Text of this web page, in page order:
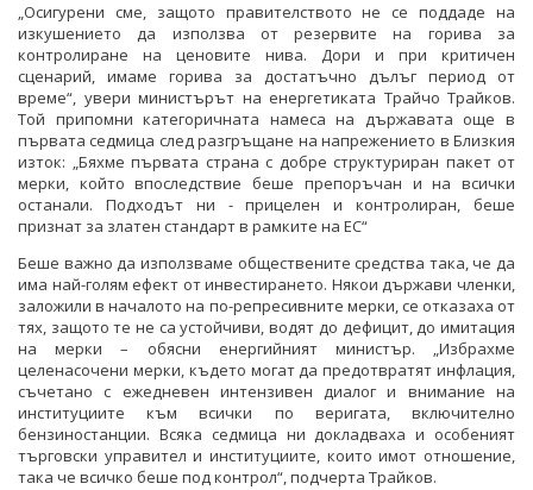
„Осигурени сме, защото правителството не се поддаде на
изкушението да използва от резервите на горива за
контролиране на ценовите нива. Дори и при критичен
сценарий, имаме горива за достатъчно дълъг период от
време“, увери министърът на енергетиката Трайчо Трайков.
Той припомни категоричната намеса на държавата още в
първата седмица след разгръщане на напрежението в Близкия
изток: „Бяхме първата страна с добре структуриран пакет от
мерки, който впоследствие беше препоръчан и на всички
останали. Подходът ни - прицелен и контролиран, беше
признат за златен стандарт в рамките на ЕС“
Беше важно да използваме обществените средства така, че да
има най-голям ефект от инвестирането. Някои държави членки,
заложили в началото на по-репресивните мерки, се отказаха от
тях, защото те не са устойчиви, водят до дефицит, до имитация
на мерки – обясни енергийният министър. „Избрахме
целенасочени мерки, където могат да предотвратят инфлация,
съчетано с ежедневен интензивен диалог и внимание на
институциите към всички по веригата, включително
бензиностанции. Всяка седмица ни докладваха и особеният
търговски управител и институциите, които имот отношение,
така че всичко беше под контрол“, подчерта Трайков.